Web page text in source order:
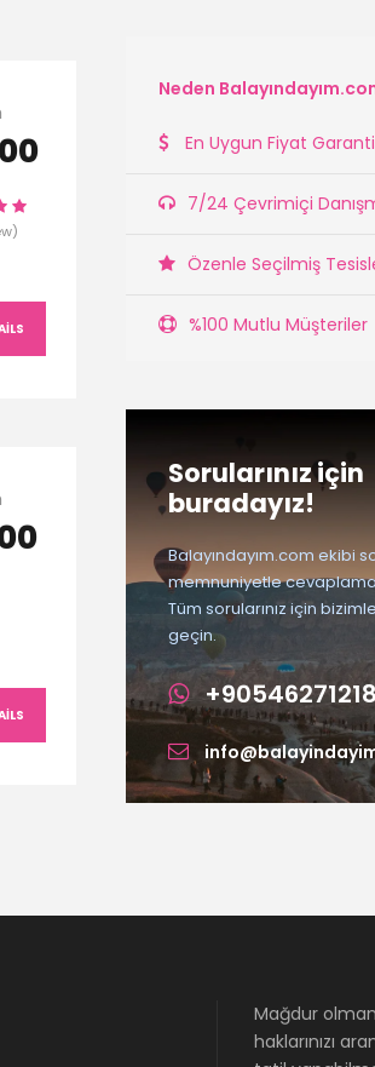
Neden
En Uygun Fiyat
7/24 Çevrimiçi
Özenle Seçilmiş
%100 Mutlu Müşteriler
Sorularınız için
buradayız!
Balayındayım.com ekibi
memnuniyetle
Tüm sorularınız için
geçin.
Mağdur
haklarınızı